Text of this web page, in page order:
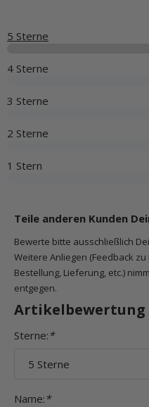
5 Sterne
4 Sterne
3 Sterne
2 Sterne
1 Stern
Teile anderen Kunden
Bewerte bitte ausschließlich
Weitere Anliegen (Feedback
Bestellung, Lieferung, etc.)
entgegen.
Artikelbewertung
Sterne: *
Name: *